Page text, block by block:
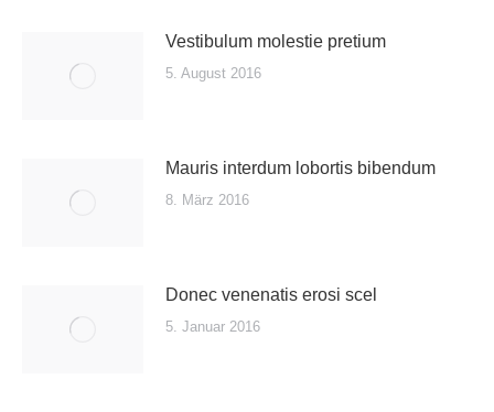
Vestibulum molestie pretium
5. August 2016
Mauris interdum lobortis bibendum
8. März 2016
Donec venenatis erosi scel
5. Januar 2016